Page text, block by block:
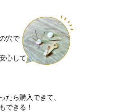
穴で
心して
たら購入できて、
できる！